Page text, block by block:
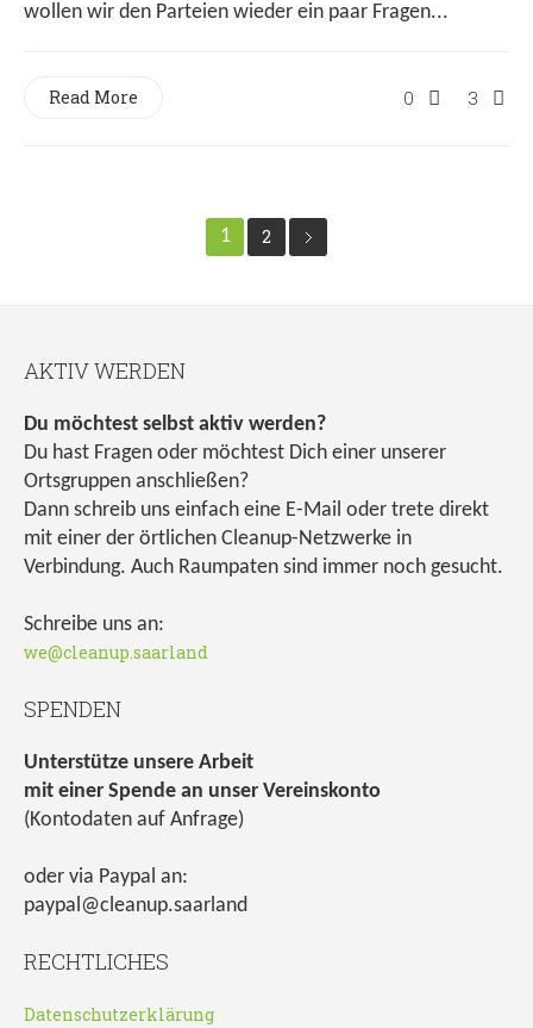
wollen wir den Parteien wieder ein paar Fragen...
0 3
Read More
1 2
AKTIV WERDEN
Du möchtest selbst aktiv werden?
Du hast Fragen oder möchtest Dich einer unserer
Ortsgruppen anschließen?
Dann schreib uns einfach eine E-Mail oder trete direkt
mit einer der örtlichen Cleanup-Netzwerke in
Verbindung. Auch Raumpaten sind immer noch gesucht.
Schreibe uns an:
we@cleanup.saarland
SPENDEN
Unterstütze unsere Arbeit
mit einer Spende an unser Vereinskonto
(Kontodaten auf Anfrage)
oder via Paypal an:
paypal@cleanup.saarland
RECHTLICHES
Datenschutzerklärung